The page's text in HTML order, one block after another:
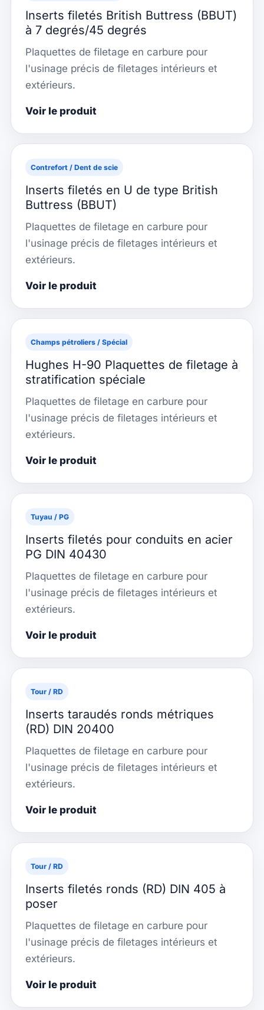
Inserts filetés British Buttress (BBUT)
à 7 degrés/45 degrés
Plaquettes de filetage en carbure pour
l'usinage précis de filetages intérieurs et
extérieurs.
Voir le produit
Contrefort / Dent de scie
Inserts filetés en U de type British
Buttress (BBUT)
Plaquettes de filetage en carbure pour
l'usinage précis de filetages intérieurs et
extérieurs.
Voir le produit
Champs pétroliers / Spécial
Hughes H-90 Plaquettes de filetage à
stratification spéciale
Plaquettes de filetage en carbure pour
l'usinage précis de filetages intérieurs et
extérieurs.
Voir le produit
Tuyau / PG
Inserts filetés pour conduits en acier
PG DIN 40430
Plaquettes de filetage en carbure pour
l'usinage précis de filetages intérieurs et
extérieurs.
Voir le produit
Tour / RD
Inserts taraudés ronds métriques
(RD) DIN 20400
Plaquettes de filetage en carbure pour
l'usinage précis de filetages intérieurs et
extérieurs.
Voir le produit
Tour / RD
Inserts filetés ronds (RD) DIN 405 à
poser
Plaquettes de filetage en carbure pour
l'usinage précis de filetages intérieurs et
extérieurs.
Voir le produit